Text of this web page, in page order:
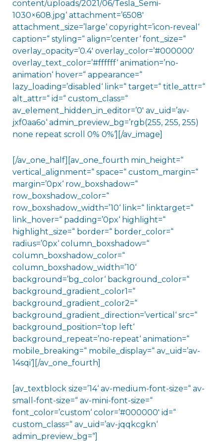
content/uploads/2021/06/Tesla_Semi-
1030×608.jpg‘ attachment=’6508′
attachment_size=’large‘ copyright=’icon-reveal‘
caption=“ styling=“ align=’center‘ font_size=“
overlay_opacity=’0.4′ overlay_color=’#000000′
overlay_text_color=’#ffffff‘ animation=’no-
animation‘ hover=“ appearance=“
lazy_loading=’disabled‘ link=“ target=“ title_attr=“
alt_attr=“ id=“ custom_class=“
av_element_hidden_in_editor=’0′ av_uid=’av-
jxf0aa6o‘ admin_preview_bg=’rgb(255, 255, 255)
none repeat scroll 0% 0%‘][/av_image]
[/av_one_half][av_one_fourth min_height=“
vertical_alignment=“ space=“ custom_margin=“
margin=’0px‘ row_boxshadow=“
row_boxshadow_color=“
row_boxshadow_width=’10‘ link=“ linktarget=“
link_hover=“ padding=’0px‘ highlight=“
highlight_size=“ border=“ border_color=“
radius=’0px‘ column_boxshadow=“
column_boxshadow_color=“
column_boxshadow_width=’10‘
background=’bg_color‘ background_color=“
background_gradient_color1=“
background_gradient_color2=“
background_gradient_direction=’vertical‘ src=“
background_position=’top left‘
background_repeat=’no-repeat‘ animation=“
mobile_breaking=“ mobile_display=“ av_uid=’av-
14sqi‘][/av_one_fourth]
[av_textblock size=’14‘ av-medium-font-size=“ av-
small-font-size=“ av-mini-font-size=“
font_color=’custom‘ color=’#000000′ id=“
custom_class=“ av_uid=’av-jqqkcgkn‘
admin_preview_bg=“]